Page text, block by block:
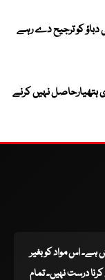
دباؤ کو ترجیح دے رہے
ہتھیارحاصل نہیں کرنے
ہے۔ اس مواد کو بغیر
درست نہیں۔ تمام